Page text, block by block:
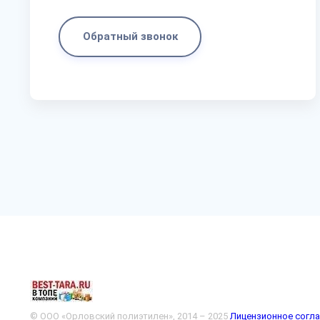
Обратный звонок
© ООО «Орловский полиэтилен», 2014 – 2025 Лицензионное